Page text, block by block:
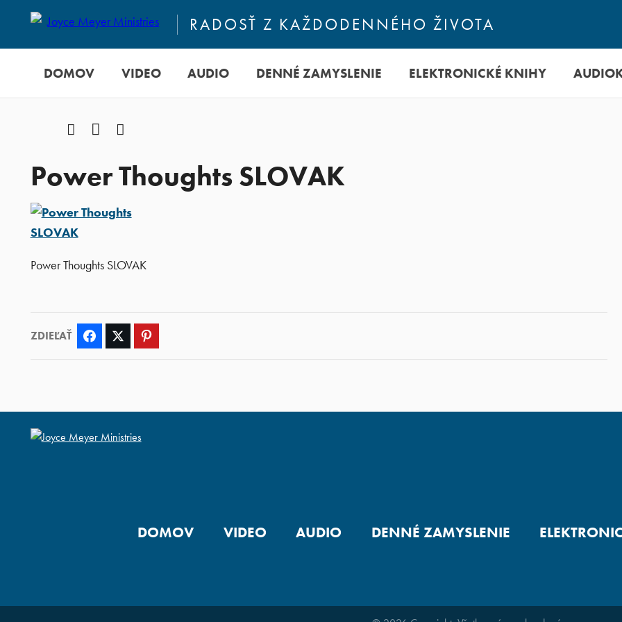
RADOSŤ Z KAŽDODENNÉHO ŽIVOTA
DOMOV VIDEO AUDIO DENNÉ ZAMYSLENIE ELEKTRONICKÉ KNIHY
FacebookYouTube
Power Thoughts SLOVAK
Power Thoughts SLOVAK
ZDIEĽAŤ Facebook Twitter
DOMOV VIDEO AUDIO DENNÉ ZAMYSLENIE